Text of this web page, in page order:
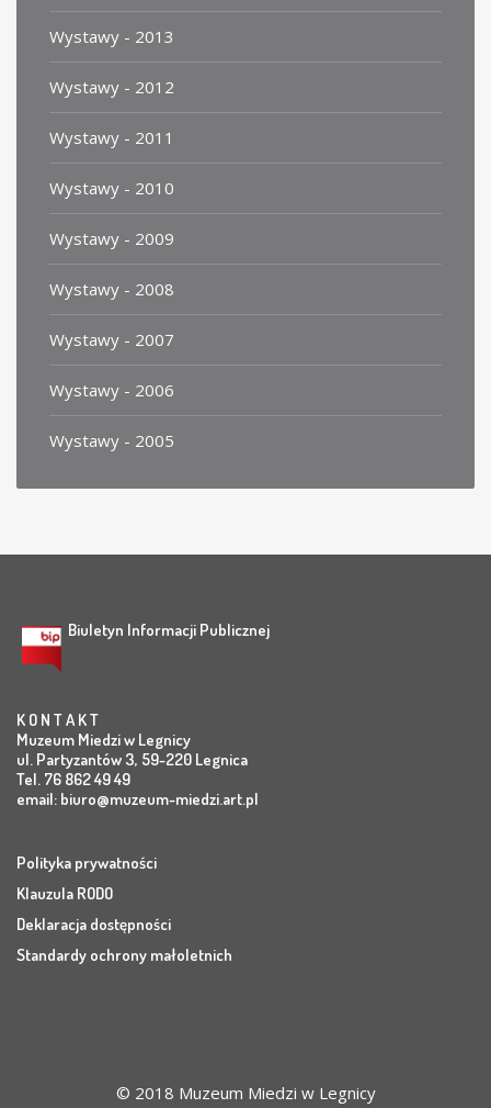
Wystawy - 2013
Wystawy - 2012
Wystawy - 2011
Wystawy - 2010
Wystawy - 2009
Wystawy - 2008
Wystawy - 2007
Wystawy - 2006
Wystawy - 2005
Biuletyn Informacji Publicznej
K O N T A K T
Muzeum Miedzi w Legnicy
ul. Partyzantów 3, 59-220 Legnica
Tel. 76 862 49 49
email: biuro@muzeum-miedzi.art.pl
Polityka prywatności
Klauzula RODO
Deklaracja dostępności
Standardy ochrony małoletnich
© 2018 Muzeum Miedzi w Legnicy